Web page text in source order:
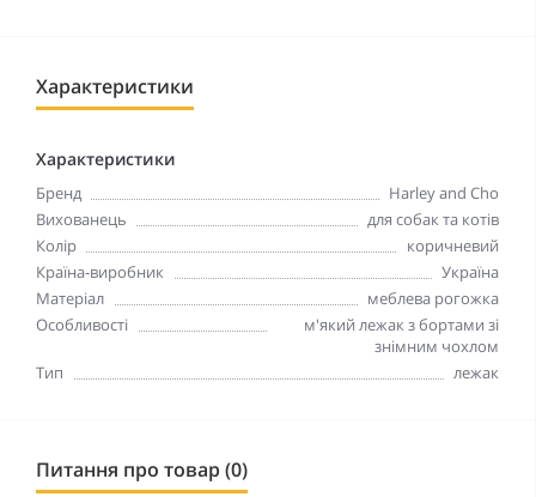
Характеристики
Характеристики
Бренд
Harley and Cho
Вихованець
для собак та котів
Колір
коричневий
Країна-виробник
Україна
Матеріал
меблева рогожка
Особливості
м'який лежак з бортами зі
знімним чохлом
Тип
лежак
Питання про товар (0)